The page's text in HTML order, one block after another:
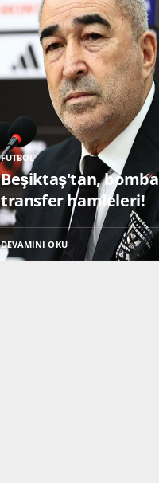
FUTBOL
Beşiktaş'tan, bomba
transfer hamleleri!
DEVAMINI OKU